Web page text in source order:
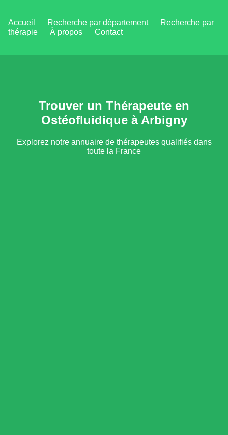
Accueil Recherche par département
Recherche par
thérapie
À propos Contact
Trouver un Thérapeute en
Ostéofluidique à Arbigny
Explorez notre annuaire de thérapeutes qualifiés dans
toute la France